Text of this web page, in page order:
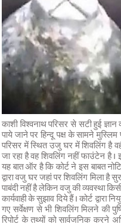
काशी विश्वनाथ परिसर से सटी हुई
पाये जाने पर हिन्दू पक्ष के सामने मुस्लिम
परिसर में स्थित उजु घर में शिवलिंग है
जा रहा है वह शिवलिंग नहीं फाउंटेन है I
यह बात ऑर है कि कोर्ट ने इस बाबत
द्वारा वजु घर जहां पर शिवलिंग मिला है
पाबंदी नहीं है लेकिन वजु की व्यवस्था
कार्यवाही के सुझाव दिये हैं I कोर्ट
गए सर्वेक्षण से भी शिवलिंग मिलने की
रिपोर्ट के तथ्यों को सार्वजनिक